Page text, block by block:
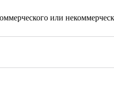
или